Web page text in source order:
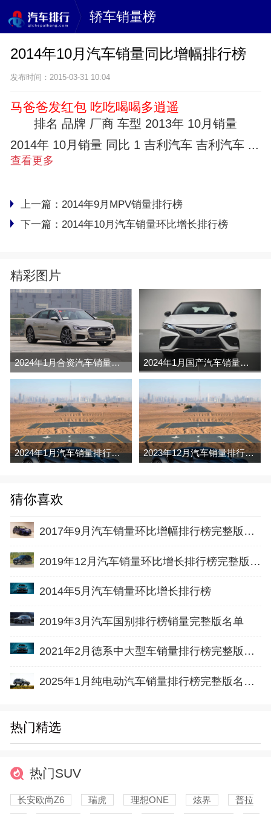
轿车销量榜
2014年10月汽车销量同比增幅排行榜
发布时间：2015-03-31 10:04
马爸爸发红包 吃吃喝喝多逍遥
排名 品牌 厂商 车型 2013年 10月销量
2014年 10月销量 同比 1 吉利汽车 吉利汽车 ...
查看更多
上一篇： 2014年9月MPV销量排行榜
下一篇： 2014年10月汽车销量环比增长排行榜
精彩图片
2024年1月合资汽车销量排行榜完整版名单(零售量 2024年1月国产汽车销量排行榜完整版名单(零售量
2024年1月汽车销量排行榜完整版名单(零售量 2023年12月汽车销量排行榜完整版名单(零售量
猜你喜欢
2017年9月汽车销量环比增幅排行榜完整版名单
2019年12月汽车销量环比增长排行榜完整版名单
2014年5月汽车销量环比增长排行榜
2019年3月汽车国别排行榜销量完整版名单
2021年2月德系中大型车销量排行榜完整版名单
2025年1月纯电动汽车销量排行榜完整版名单(出口量
热门精选
热门SUV
长安欧尚Z6 瑞虎 理想ONE 炫界
普拉